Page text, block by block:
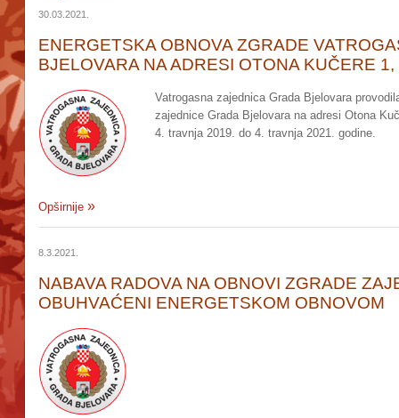
30.03.2021.
ENERGETSKA OBNOVA ZGRADE
BJELOVARA NA ADRESI OTONA KUČERE
Vatrogasna zajednica Grada Bjelovara
zajednice Grada Bjelovara na adresi Otona
4. travnja 2019. do 4. travnja 2021. godine.
Opširnije
8.3.2021.
NABAVA RADOVA NA OBNOVI ZGRADE
OBUHVAĆENI ENERGETSKOM OBNOVOM